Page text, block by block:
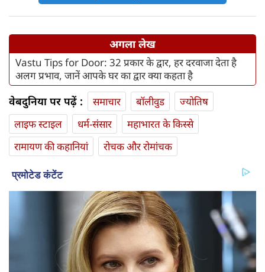
अगला लेख
Vastu Tips for Door: 32 प्रकार के द्वार, हर दरवाजा देता है
अलग प्रभाव, जानें आपके घर का द्वार क्या कहता है
वेबदुनिया पर पढ़ें : समाचार बॉलीवुड
ज्योतिष
लाइफ स्‍टाइल
धर्म-संसार
महाभारत के किस्से
रामायण की कहानियां
रोचक और रोमांचक